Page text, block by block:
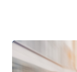
Image